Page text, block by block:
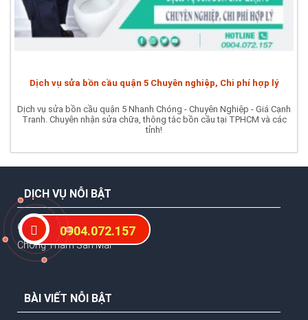
Dịch vụ sửa bồn cầu quận 5 Chuyên nghiệp, Chi phí hợp lý
Dịch vụ sửa bồn cầu quận 5 Nhanh Chóng - Chuyên Nghiệp - Giá Cạnh
Tranh. Chuyên nhận sửa chữa, thông tắc bồn cầu tại TPHCM và các
tỉnh!
DỊCH VỤ NỖI BẬT
Chống Thấm Nhà Vệ Sinh
Chống Thấm Sàn Mái
BÀI VIẾT NỖI BẬT
0904.072.157